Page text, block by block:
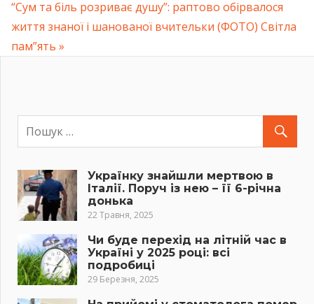
Next
Post:
“Сум та біль розриває душу”: раптово обірвалося
життя знаної і шанованої вчительки (ФОТО) Світла
пам”ять
Українку знайшли мертвою в
Італії. Поруч із нею – її 6-річна
донька
22 Травня, 2025
Чи буде перехід на літній час в
Україні у 2025 році: всі
подробиці
29 Березня, 2025